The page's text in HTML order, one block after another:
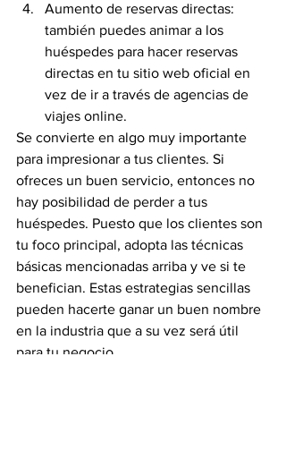
Aumento de reservas directas:
también puedes animar a los
huéspedes para hacer reservas
directas en tu sitio web oficial en
vez de ir a través de agencias de
viajes online.
Se convierte en algo muy importante
para impresionar a tus clientes. Si
ofreces un buen servicio, entonces no
hay posibilidad de perder a tus
huéspedes. Puesto que los clientes son
tu foco principal, adopta las técnicas
básicas mencionadas arriba y ve si te
benefician. Estas estrategias sencillas
pueden hacerte ganar un buen nombre
en la industria que a su vez será útil
para tu negocio.